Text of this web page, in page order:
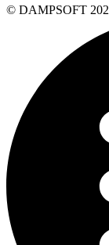
© DAMPSOFT